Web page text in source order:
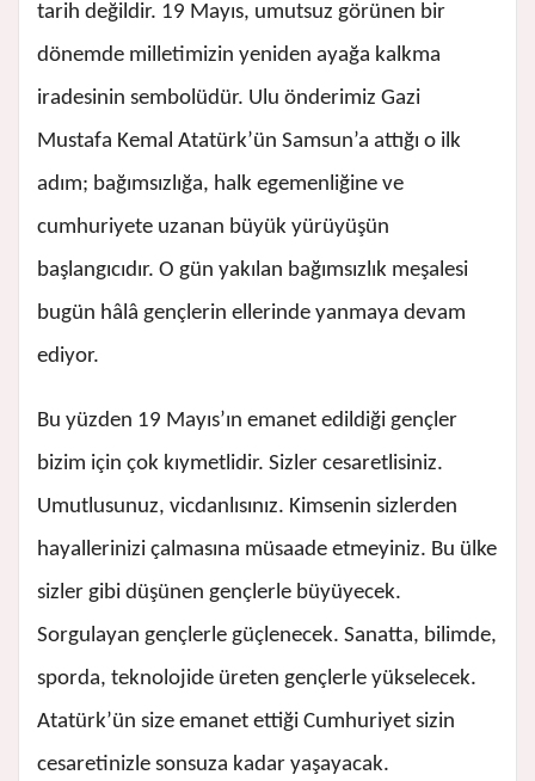
tarih değildir. 19 Mayıs, umutsuz görünen bir
dönemde milletimizin yeniden ayağa kalkma
iradesinin sembolüdür. Ulu önderimiz Gazi
Mustafa Kemal Atatürk’ün Samsun’a attığı o ilk
adım; bağımsızlığa, halk egemenliğine ve
cumhuriyete uzanan büyük yürüyüşün
başlangıcıdır. O gün yakılan bağımsızlık meşalesi
bugün hâlâ gençlerin ellerinde yanmaya devam
ediyor.
Bu yüzden 19 Mayıs’ın emanet edildiği gençler
bizim için çok kıymetlidir. Sizler cesaretlisiniz.
Umutlusunuz, vicdanlısınız. Kimsenin sizlerden
hayallerinizi çalmasına müsaade etmeyiniz. Bu ülke
sizler gibi düşünen gençlerle büyüyecek.
Sorgulayan gençlerle güçlenecek. Sanatta, bilimde,
sporda, teknolojide üreten gençlerle yükselecek.
Atatürk’ün size emanet ettiği Cumhuriyet sizin
cesaretinizle sonsuza kadar yaşayacak.